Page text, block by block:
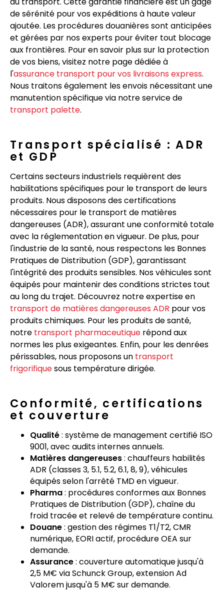
de sérénité pour vos expéditions à haute valeur
ajoutée. Les procédures douanières sont anticipées
et gérées par nos experts pour éviter tout blocage
aux frontières. Pour en savoir plus sur la protection
de vos biens, visitez notre page dédiée à
l'assurance transport pour vos livraisons express.
Nous traitons également les envois nécessitant une
manutention spécifique via notre service de
transport palette.
Transport spécialisé : ADR
et GDP
Certains secteurs industriels requièrent des
habilitations spécifiques pour le transport de leurs
produits. Nous disposons des certifications
nécessaires pour le transport de matières
dangereuses (ADR), assurant une conformité totale
avec la réglementation en vigueur. De plus, pour
l'industrie de la santé, nous respectons les Bonnes
Pratiques de Distribution (GDP), garantissant
l'intégrité des produits sensibles. Nos véhicules sont
équipés pour maintenir des conditions strictes tout
au long du trajet. Découvrez notre expertise en
transport de matières dangereuses ADR pour vos
produits chimiques. Pour les produits de santé,
notre transport pharmaceutique répond aux
normes les plus exigeantes. Enfin, pour les denrées
périssables, nous proposons un transport
frigorifiquesous température dirigée.
Conformité, certifications
et couverture
Qualité: système de management certifié ISO
9001, avec audits internes annuels.
Matières dangereuses: chauffeurs habilités
ADR (classes 3, 5.1, 5.2, 6.1, 8, 9), véhicules
équipés selon l'arrêté TMD en vigueur.
Pharma: procédures conformes aux Bonnes
Pratiques de Distribution (GDP), chaîne du
froid tracée et relevé de température continu.
Douane: gestion des régimes T1/T2, CMR
numérique, EORI actif, procédure OEA sur
demande.
Assurance: couverture automatique jusqu'à
2,5 M€ via Schunck Group, extension Ad
Valorem jusqu'à 5 M€ sur demande.